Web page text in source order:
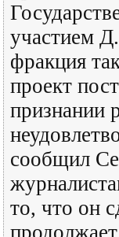
участием
фракция
проект
признании
сообщил
то, что он